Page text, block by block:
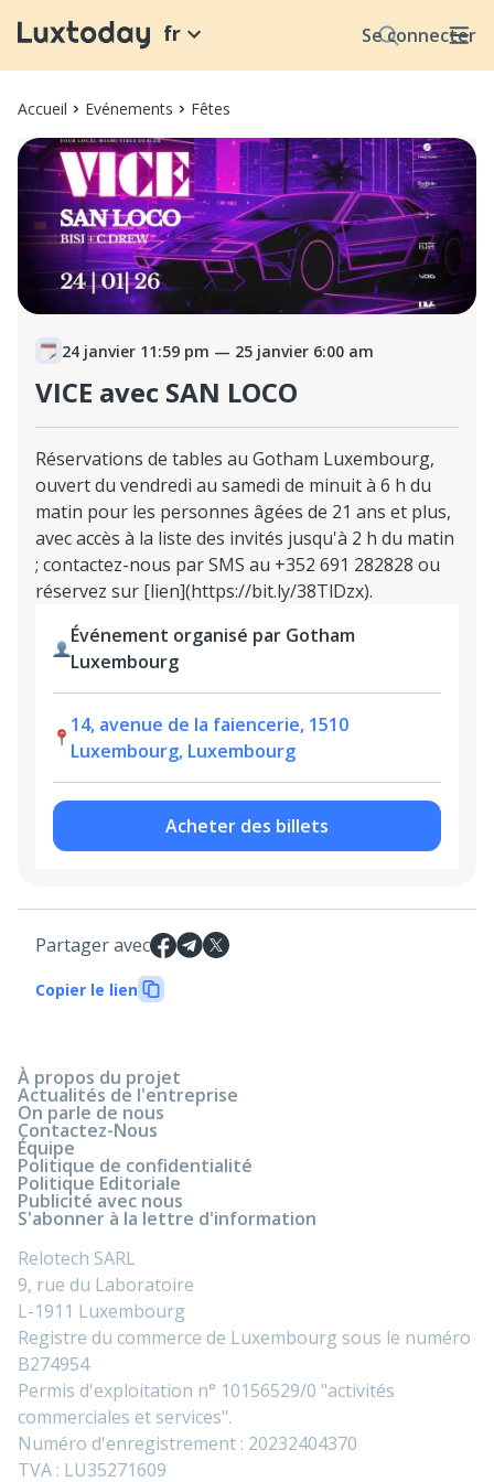
Se connecter
fr
Accueil Evénements Fêtes
24 janvier 11:59 pm — 25 janvier 6:00 am
VICE avec SAN LOCO
Réservations de tables au Gotham Luxembourg,
ouvert du vendredi au samedi de minuit à 6 h du
matin pour les personnes âgées de 21 ans et plus,
avec accès à la liste des invités jusqu'à 2 h du matin
; contactez-nous par SMS au +352 691 282828 ou
réservez sur [lien](https://bit.ly/38TlDzx).
Événement organisé par Gotham
Luxembourg
14, avenue de la faiencerie, 1510
Luxembourg, Luxembourg
Acheter des billets
Partager avec
Copier le lien
À propos du projet
Actualités de l'entreprise
On parle de nous
Contactez-Nous
Équipe
Politique de confidentialité
Politique Editoriale
Publicité avec nous
S'abonner à la lettre d'information
Relotech SARL
9, rue du Laboratoire
L-1911 Luxembourg
Registre du commerce de Luxembourg sous le numéro
B274954
Permis d'exploitation n° 10156529/0 "activités
commerciales et services".
Numéro d'enregistrement : 20232404370
TVA : LU35271609